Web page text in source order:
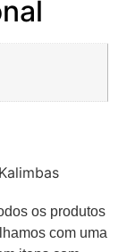
Kalimbas
os produtos
com uma